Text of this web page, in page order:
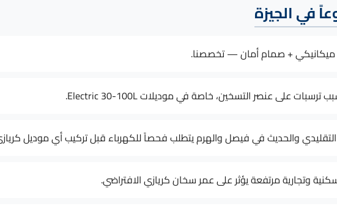
في الجيزة
ميكانيكي + صمام أمان — تخصصنا.
التقليدي والحديث في فيصل والهرم يتطلب فحصاً للكهرباء قبل تركيب أي موديل
وتجارية مرتفعة يؤثر على عمر سخان كريازي الافتراضي.